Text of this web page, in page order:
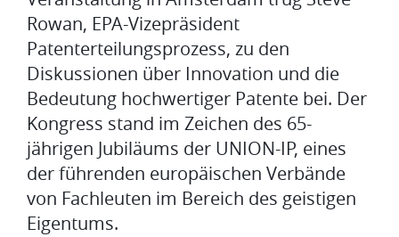
Rowan, EPA-Vizepräsident
Patenterteilungsprozess, zu den
Diskussionen über Innovation und die
Bedeutung hochwertiger Patente bei. Der
Kongress stand im Zeichen des 65-
jährigen Jubiläums der UNION-IP, eines
der führenden europäischen Verbände
von Fachleuten im Bereich des geistigen
Eigentums.